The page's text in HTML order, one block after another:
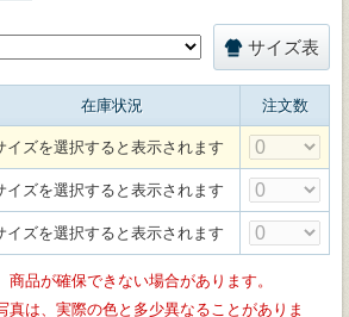
サイズ表
在庫状況 注文数
イズを選択すると表示されます
イズを選択すると表示されます
イズを選択すると表示されます
商品が確保できない場合があります。
真は、実際の色と多少異なることがありま